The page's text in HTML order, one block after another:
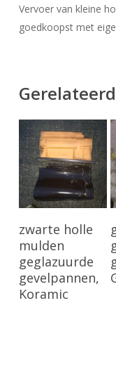
Vervoer van kleine
goedkoopst met
Bekijk Product
zwarte holle
mulden
geglazuurde
gevelpannen,
Koramic